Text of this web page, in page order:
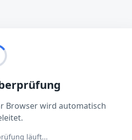
Browser wird automatisch
läuft...